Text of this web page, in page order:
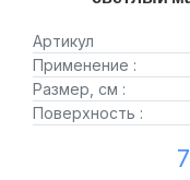
Артикул
Применение :
Размер, см :
Поверхность :